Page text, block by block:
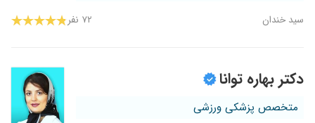
سید خندان ۷۲ نفر
دکتر بهاره توانا
متخصص پزشکی ورزشی